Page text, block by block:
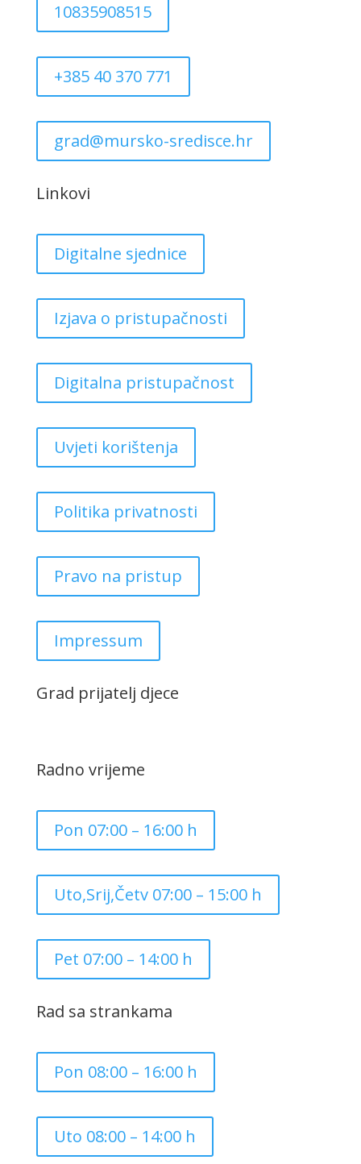
10835908515
+385 40 370 771
grad@mursko-sredisce.hr
Linkovi
Digitalne sjednice
Izjava o pristupačnosti
Digitalna pristupačnost
Uvjeti korištenja
Politika privatnosti
Pravo na pristup
Impressum
Grad prijatelj djece
Radno vrijeme
Pon 07:00 – 16:00 h
Uto,Srij,Četv 07:00 – 15:00 h
Pet 07:00 – 14:00 h
Rad sa strankama
Pon 08:00 – 16:00 h
Uto 08:00 – 14:00 h